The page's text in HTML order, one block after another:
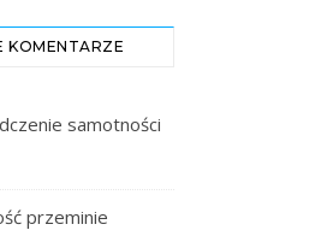
KOMENTARZE
samotności
przeminie